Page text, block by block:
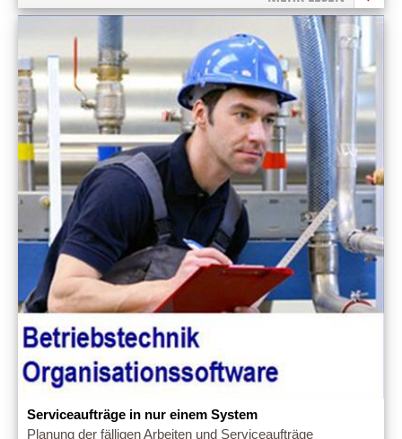
Serviceaufträge in nur einem System
Planung der fälligen Arbeiten und Serviceaufträge